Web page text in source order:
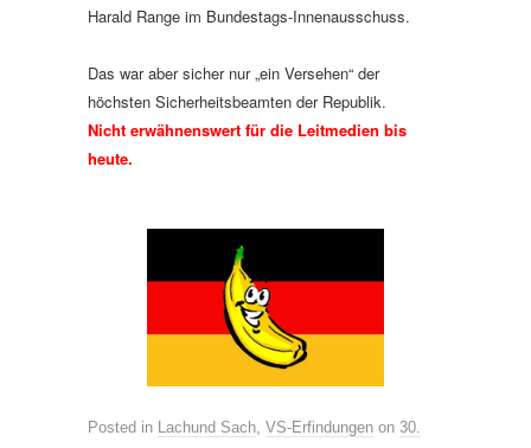
Harald Range im Bundestags-Innenausschuss.
Das war aber sicher nur „ein Versehen“ der
höchsten Sicherheitsbeamten der Republik.
Nicht erwähnenswert für die Leitmedien bis
heute.
Posted in Lachund Sach, VS-Erfindungen on 30.